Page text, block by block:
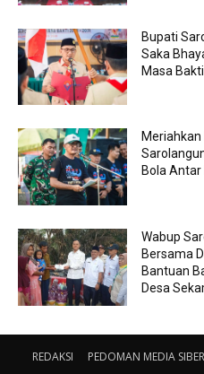
Bupati
Saka
Masa
Meriahkan
Bola
Wabup
Bersama
Bantuan
Desa
REDAKSI PEDOMAN MEDIA SIBER